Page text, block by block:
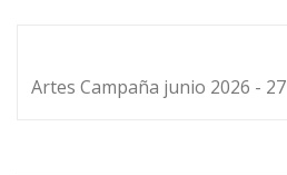
Artes Campaña junio 2026 - 27